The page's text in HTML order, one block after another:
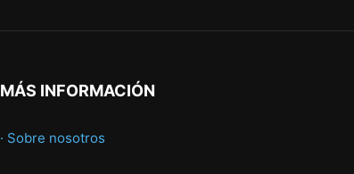
MÁS INFORMACIÓN
· Sobre nosotros